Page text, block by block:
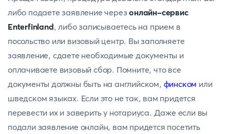
либо подаете заявление через онлайн-сервис
Enterfinland, либо записываетесь на прием в
посольство или визовый центр. Вы заполняете
заявление, сдаете необходимые документы и
оплачиваете визовый сбор. Помните, что все
документы должны быть на английском, финском или
шведском языках. Если это не так, вам придется
перевести их и заверить у нотариуса. Даже если вы
подали заявление онлайн, вам придется посетить